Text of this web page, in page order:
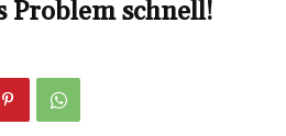
Problem schnell!